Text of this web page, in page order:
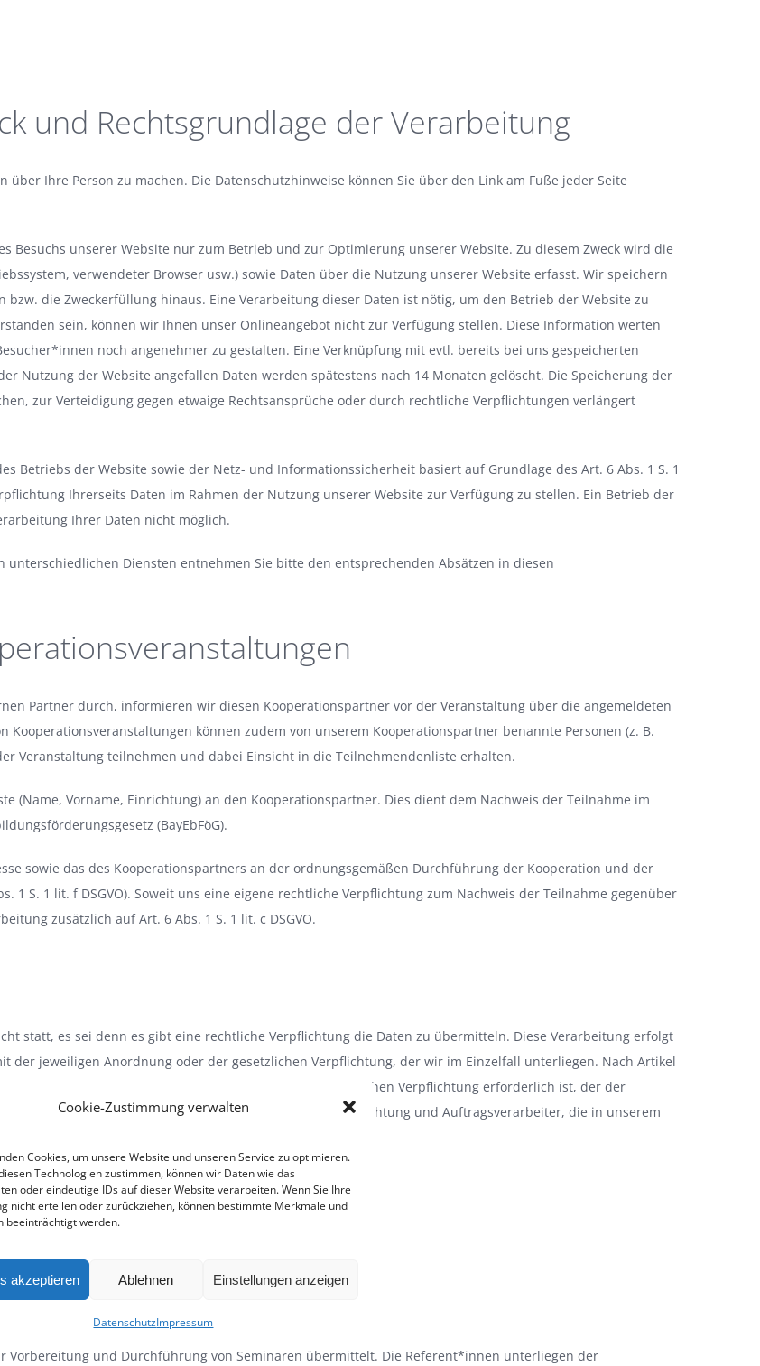
Cookie-Zustimmung verwalten
Cookies, um unsere Website und unseren Service zu optimieren.
Technologien zustimmen, können wir Daten wie das
oder eindeutige IDs auf dieser Website verarbeiten. Wenn Sie Ihre
nicht erteilen oder zurückziehen, können bestimmte Merkmale und
beeinträchtigt werden.
akzeptieren Ablehnen Einstellungen anzeigen
DatenschutzImpressum
und Rechtsgrundlage der Verarbeitung
Ihre Person zu machen. Die Datenschutzhinweise können Sie über den Link am Fuße jeder Seite
Besuchs unserer Website nur zum Betrieb und zur Optimierung unserer Website. Zu diesem Zweck wird die
verwendeter Browser usw.) sowie Daten über die Nutzung unserer Website erfasst. Wir speichern
die Zweckerfüllung hinaus. Eine Verarbeitung dieser Daten ist nötig, um den Betrieb der Website zu
sein, können wir Ihnen unser Onlineangebot nicht zur Verfügung stellen. Diese Information werten
noch angenehmer zu gestalten. Eine Verknüpfung mit evtl. bereits bei uns gespeicherten
Nutzung der Website angefallen Daten werden spätestens nach 14 Monaten gelöscht. Die Speicherung der
zur Verteidigung gegen etwaige Rechtsansprüche oder durch rechtliche Verpflichtungen verlängert
Betriebs der Website sowie der Netz- und Informationssicherheit basiert auf Grundlage des Art. 6 Abs. 1 S. 1
Ihrerseits Daten im Rahmen der Nutzung unserer Website zur Verfügung zu stellen. Ein Betrieb der
Ihrer Daten nicht möglich.
Diensten entnehmen Sie bitte den entsprechenden Absätzen in diesen
Partner durch, informieren wir diesen Kooperationspartner vor der Veranstaltung über die angemeldeten
Kooperationsveranstaltungen können zudem von unserem Kooperationspartner benannte Personen (z. B.
Veranstaltung teilnehmen und dabei Einsicht in die Teilnehmendenliste erhalten.
(Name, Vorname, Einrichtung) an den Kooperationspartner. Dies dient dem Nachweis der Teilnahme im
(BayEbFöG).
sowie das des Kooperationspartners an der ordnungsgemäßen Durchführung der Kooperation und der
1 S. 1 lit. f DSGVO). Soweit uns eine eigene rechtliche Verpflichtung zum Nachweis der Teilnahme gegenüber
zusätzlich auf Art. 6 Abs. 1 S. 1 lit. c DSGVO.
statt, es sei denn es gibt eine rechtliche Verpflichtung die Daten zu übermitteln. Diese Verarbeitung erfolgt
der jeweiligen Anordnung oder der gesetzlichen Verpflichtung, der wir im Einzelfall unterliegen. Nach Artikel
wenn die Verarbeitung zur Erfüllung einer rechtlichen Verpflichtung erforderlich ist, der der
sind öffentliche Stellen im Falle einer rechtlichen Verpflichtung und Auftragsverarbeiter, die in unserem
mit uns für die Verarbeitung Verantwortliche.
der Lernplattform)
Meta Fanpages (Facebook und Instagram).
Vorbereitung und Durchführung von Seminaren übermittelt. Die Referent*innen unterliegen der